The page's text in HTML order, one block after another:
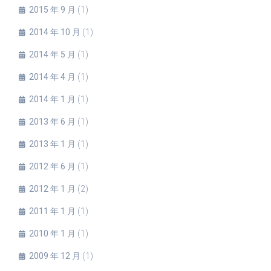
2015 年 9 月 (1)
2014 年 10 月 (1)
2014 年 5 月 (1)
2014 年 4 月 (1)
2014 年 1 月 (1)
2013 年 6 月 (1)
2013 年 1 月 (1)
2012 年 6 月 (1)
2012 年 1 月 (2)
2011 年 1 月 (1)
2010 年 1 月 (1)
2009 年 12 月 (1)